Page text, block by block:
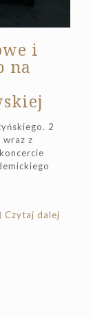
i
na
2
z
Czytaj dalej